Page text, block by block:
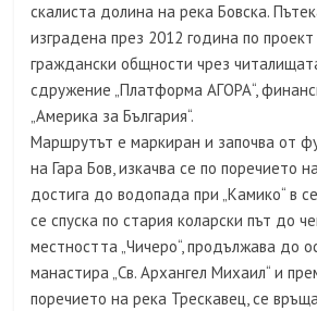
скалиста долина на река Бовска.
изградена през 2012 година по проект
граждански общности чрез
сдружение „Платформа АГОРА“,
„Америка за България“.
Маршрутът е маркиран и започва от
на Гара Бов, изкачва се по поречието
достига до водопада при „Камико“ в
се спуска по стария коларски път до
местността „Чичеро“, продължава до
манастира „Св. Архангел Михаил“ и
поречието на река Трескавец, се